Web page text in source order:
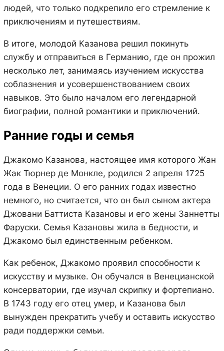
людей, что только подкрепило его стремление к
приключениям и путешествиям.
В итоге, молодой Казанова решил покинуть
службу и отправиться в Германию, где он прожил
несколько лет, занимаясь изучением искусства
соблазнения и усовершенствованием своих
навыков. Это было началом его легендарной
биографии, полной романтики и приключений.
Ранние годы и семья
Джакомо Казанова, настоящее имя которого Жан
Жак Тюрнер де Монкле, родился 2 апреля 1725
года в Венеции. О его ранних годах известно
немного, но считается, что он был сыном актера
Джовани Баттиста Казановы и его жены Заннетты
Фаруски. Семья Казановы жила в бедности, и
Джакомо был единственным ребенком.
Как ребенок, Джакомо проявил способности к
искусству и музыке. Он обучался в Венецианской
консерватории, где изучал скрипку и фортепиано.
В 1743 году его отец умер, и Казанова был
вынужден прекратить учебу и оставить искусство
ради поддержки семьи.